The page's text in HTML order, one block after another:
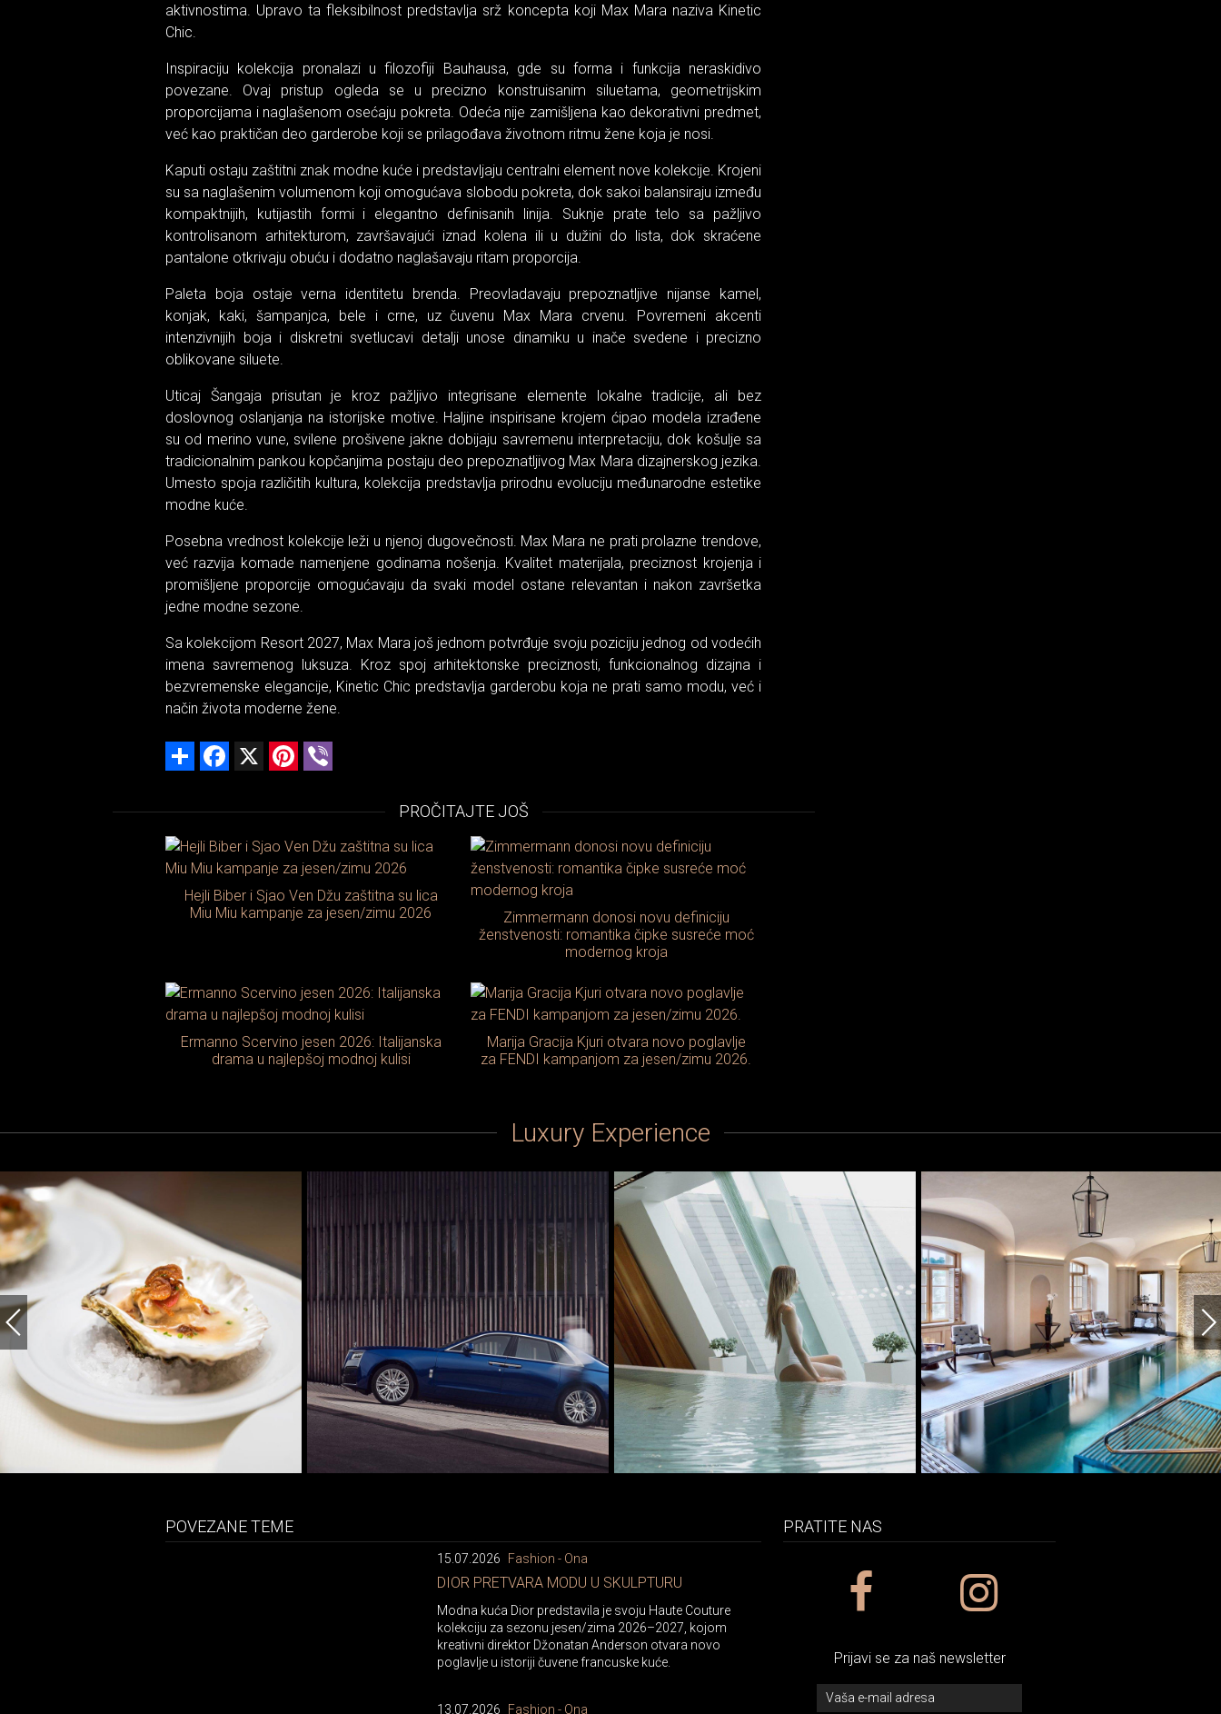
aktivnostima. Upravo ta fleksibilnost predstavlja srž koncepta koji Max Mara naziva Kinetic
Chic.
Inspiraciju kolekcija pronalazi u filozofiji Bauhausa, gde su forma i funkcija neraskidivo
povezane. Ovaj pristup ogleda se u precizno konstruisanim siluetama, geometrijskim
proporcijama i naglašenom osećaju pokreta. Odeća nije zamišljena kao dekorativni predmet,
već kao praktičan deo garderobe koji se prilagođava životnom ritmu žene koja je nosi.
Kaputi ostaju zaštitni znak modne kuće i predstavljaju centralni element nove kolekcije. Krojeni
su sa naglašenim volumenom koji omogućava slobodu pokreta, dok sakoi balansiraju između
kompaktnijih, kutijastih formi i elegantno definisanih linija. Suknje prate telo sa pažljivo
kontrolisanom arhitekturom, završavajući iznad kolena ili u dužini do lista, dok skraćene
pantalone otkrivaju obuću i dodatno naglašavaju ritam proporcija.
Paleta boja ostaje verna identitetu brenda. Preovladavaju prepoznatljive nijanse kamel,
konjak, kaki, šampanjca, bele i crne, uz čuvenu Max Mara crvenu. Povremeni akcenti
intenzivnijih boja i diskretni svetlucavi detalji unose dinamiku u inače svedene i precizno
oblikovane siluete.
Uticaj Šangaja prisutan je kroz pažljivo integrisane elemente lokalne tradicije, ali bez
doslovnog oslanjanja na istorijske motive. Haljine inspirisane krojem ćipao modela izrađene
su od merino vune, svilene prošivene jakne dobijaju savremenu interpretaciju, dok košulje sa
tradicionalnim pankou kopčanjima postaju deo prepoznatljivog Max Mara dizajnerskog jezika.
Umesto spoja različitih kultura, kolekcija predstavlja prirodnu evoluciju međunarodne estetike
modne kuće.
Posebna vrednost kolekcije leži u njenoj dugovečnosti. Max Mara ne prati prolazne trendove,
već razvija komade namenjene godinama nošenja. Kvalitet materijala, preciznost krojenja i
promišljene proporcije omogućavaju da svaki model ostane relevantan i nakon završetka
jedne modne sezone.
Sa kolekcijom Resort 2027, Max Mara još jednom potvrđuje svoju poziciju jednog od vodećih
imena savremenog luksuza. Kroz spoj arhitektonske preciznosti, funkcionalnog dizajna i
bezvremenske elegancije, Kinetic Chic predstavlja garderobu koja ne prati samo modu, već i
način života moderne žene.
Share Facebook Pinterest
PROČITAJTE JOŠ
Hejli Biber i Sjao Ven Džu zaštitna su lica
Miu Miu kampanje za jesen/zimu 2026
Zimmermann donosi novu definiciju
ženstvenosti: romantika čipke susreće moć
modernog kroja
Ermanno Scervino jesen 2026: Italijanska
drama u najlepšoj modnoj kulisi
Marija Gracija Kjuri otvara novo poglavlje
za FENDI kampanjom za jesen/zimu 2026.
Luxury Experience
POVEZANE TEME
15.07.2026 Fashion - Ona
DIOR PRETVARA MODU U SKULPTURU
Modna kuća Dior predstavila je svoju Haute Couture
kolekciju za sezonu jesen/zima 2026–2027, kojom
kreativni direktor Džonatan Anderson otvara novo
poglavlje u istoriji čuvene francuske kuće.
13.07.2026 Fashion - Ona
PRATITE NAS
Prijavi se za naš newsletter